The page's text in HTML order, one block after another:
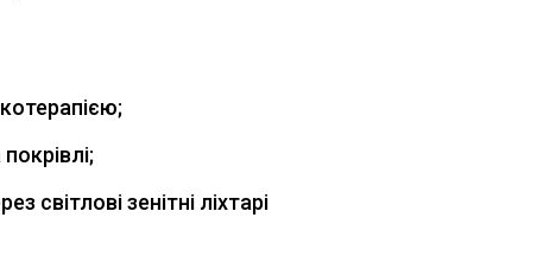
світлові зенітні ліхтарі